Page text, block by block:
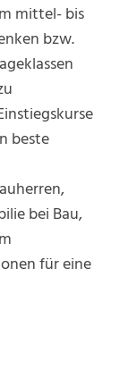
mittel- bis
bzw.
beste
bei Bau,
für eine